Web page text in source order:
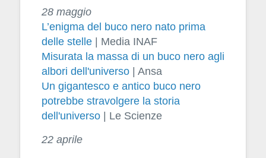
28 maggio
L’enigma del buco nero nato prima
delle stelle| Media INAF
Misurata la massa di un buco nero agli
albori dell'universo| Ansa
Un gigantesco e antico buco nero
potrebbe stravolgere la storia
dell'universo| Le Scienze
22 aprile